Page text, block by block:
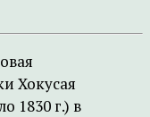
Хокусая
1830 г.) в